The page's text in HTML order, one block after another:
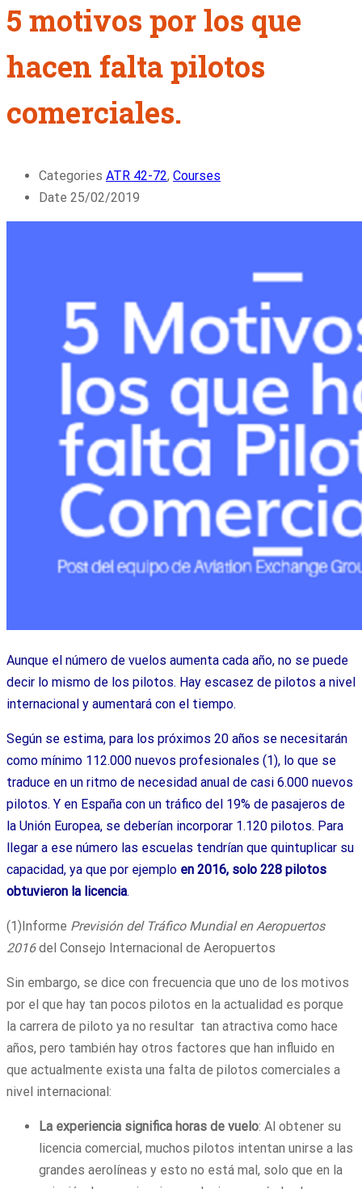
5 motivos por los que
hacen falta pilotos
comerciales.
Categories ATR 42-72, Courses
Date 25/02/2019
Aunque el número de vuelos aumenta cada año, no se puede
decir lo mismo de los pilotos. Hay escasez de pilotos a nivel
internacional y aumentará con el tiempo.
Según se estima, para los próximos 20 años se necesitarán
como mínimo 112.000 nuevos profesionales (1), lo que se
traduce en un ritmo de necesidad anual de casi 6.000 nuevos
pilotos. Y en España con un tráfico del 19% de pasajeros de
la Unión Europea, se deberían incorporar 1.120 pilotos. Para
llegar a ese número las escuelas tendrían que quintuplicar su
capacidad, ya que por ejemplo en 2016, solo 228 pilotos
obtuvieron la licencia.
(1)Informe Previsión del Tráfico Mundial en Aeropuertos
2016del Consejo Internacional de Aeropuertos
Sin embargo, se dice con frecuencia que uno de los motivos
por el que hay tan pocos pilotos en la actualidad es porque
la carrera de piloto ya no resultar tan atractiva como hace
años, pero también hay otros factores que han influido en
que actualmente exista una falta de pilotos comerciales a
nivel internacional:
La experiencia significa horas de vuelo: Al obtener su
licencia comercial, muchos pilotos intentan unirse a las
grandes aerolíneas y esto no está mal, solo que en la